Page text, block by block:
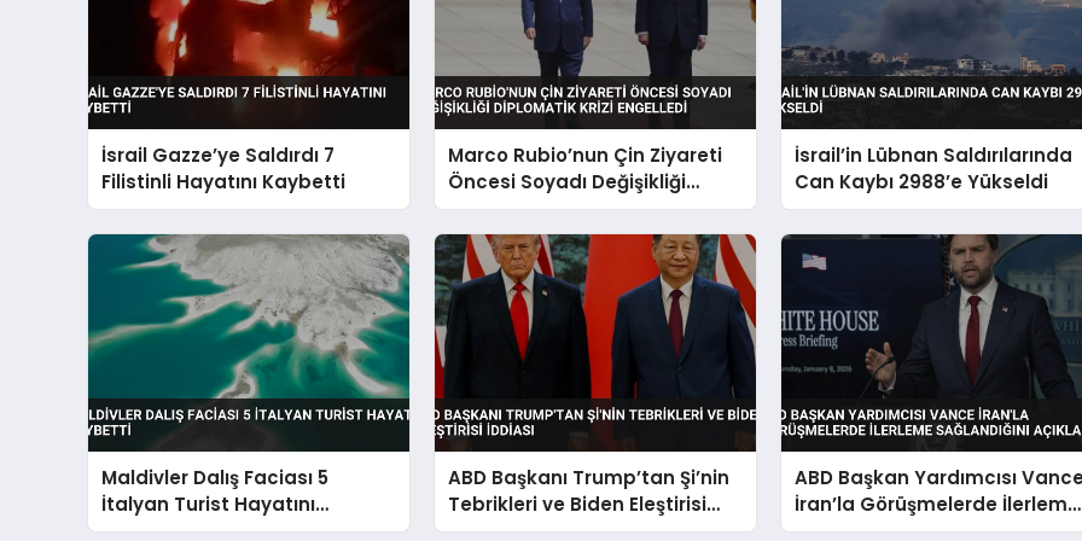
İsrail Gazze’ye Saldırdı 7
Filistinli Hayatını Kaybetti
Marco Rubio’nun Çin Ziyareti
Öncesi Soyadı Değişikliği
Diplomatik Krizi Engelledi
İsrail’in Lübnan Saldırılarında
Can Kaybı 2988’e Yükseldi
Maldivler Dalış Faciası 5
İtalyan Turist Hayatını
Kaybetti
ABD Başkanı Trump’tan Şi’nin
Tebrikleri ve Biden Eleştirisi
İddiası
ABD Başkan Yardımcısı
İran’la Görüşmelerde İlerleme
Sağlandığını Açıkladı